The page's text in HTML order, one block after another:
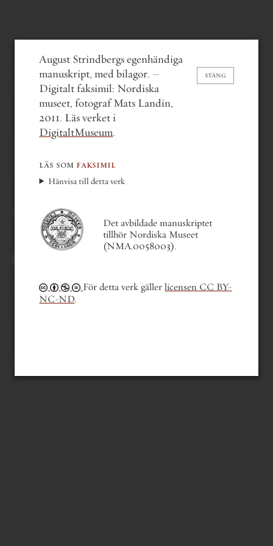
STÄNG
August Strindbergs egenhändiga
manuskript, med bilagor. –
Digitalt faksimil: Nordiska
museet, fotograf Mats Landin,
2011. Läs verket i
DigitaltMuseum.
läs som faksimil
Hänvisa till detta verk
Det avbildade manuskriptet
tillhör Nordiska Museet
(NMA.0058003).
För detta verk gällerlicensen CC BY-
NC-ND.
Fröken Julie [ms](1888)
Fröken Julie. Ett
naturalistiskt Sorgespel
gå till första sidan
gå till sista sidan
gå till sida . . .
i av 90
Du kan också bläddra med